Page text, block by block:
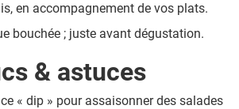
en accompagnement de vos plats.
bouchée ; juste avant dégustation.
& astuces
« dip » pour assaisonner des salades